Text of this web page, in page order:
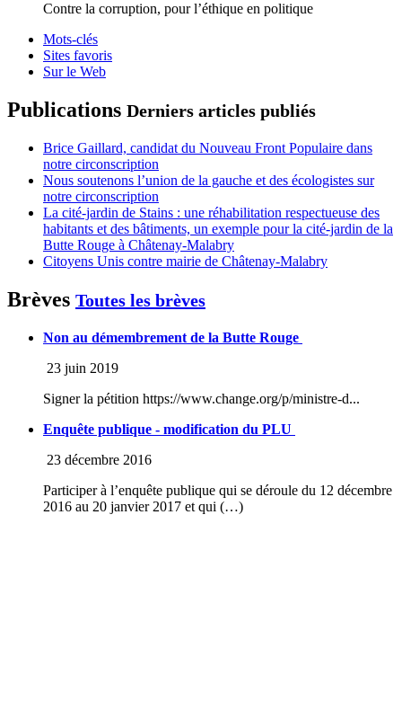
Contre la corruption, pour l’éthique en politique
Mots-clés
Sites favoris
Sur le Web
Publications Derniers articles publiés
Brice Gaillard, candidat du Nouveau Front Populaire dans
notre circonscription
Nous soutenons l’union de la gauche et des écologistes sur
notre circonscription
La cité-jardin de Stains : une réhabilitation respectueuse des
habitants et des bâtiments, un exemple pour la cité-jardin de la
Butte Rouge à Châtenay-Malabry
Citoyens Unis contre mairie de Châtenay-Malabry
Brèves Toutes les brèves
Non au démembrement de la Butte Rouge
23 juin 2019
Signer la pétition https://www.change.org/p/ministre-d...
Enquête publique - modification du PLU
23 décembre 2016
Participer à l’enquête publique qui se déroule du 12 décembre
2016 au 20 janvier 2017 et qui (…)